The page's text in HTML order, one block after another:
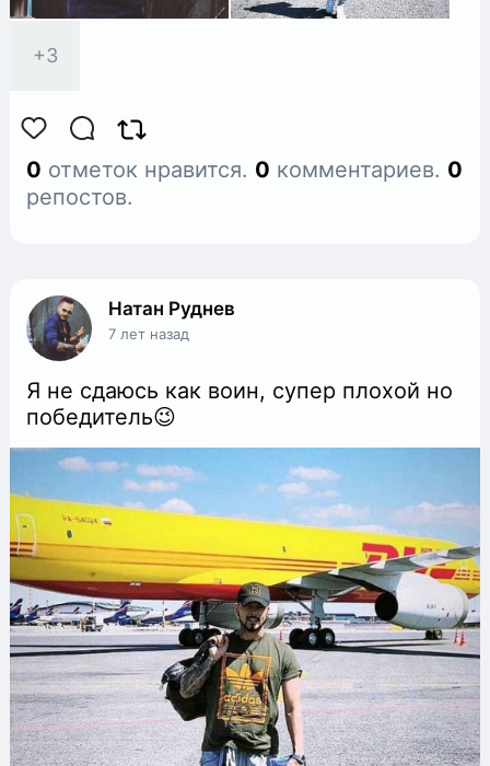
+3
0 отметок нравится. 0 комментариев. 0
репостов.
Натан Руднев
7 лет назад
Я не сдаюсь как воин, супер плохой но
победитель😉